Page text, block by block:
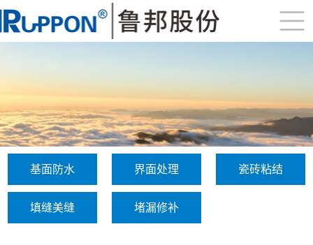
基面防水 界面处理 瓷砖粘结
填缝美缝 堵漏修补